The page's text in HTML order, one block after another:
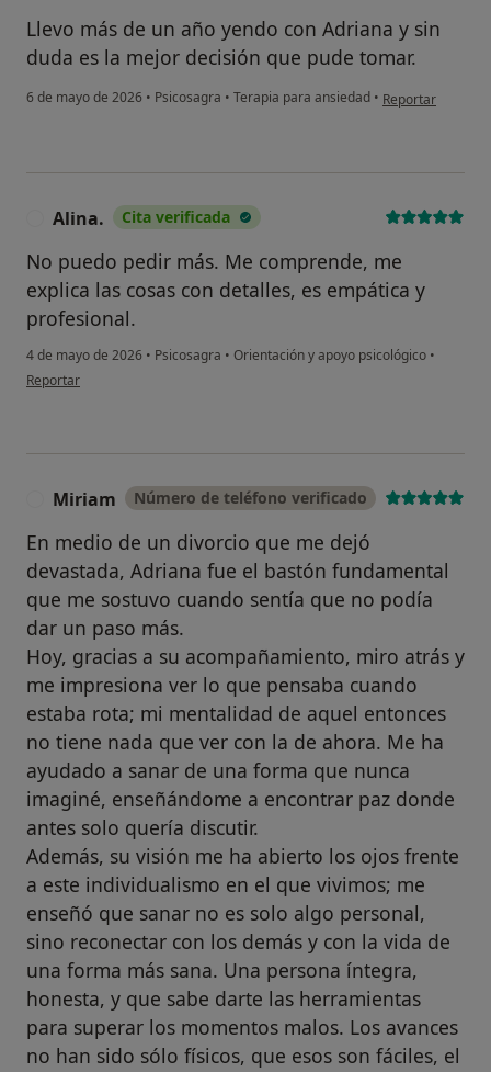
Llevo más de un año yendo con Adriana y sin
duda es la mejor decisión que pude tomar.
6 de mayo de 2026 • Psicosagra • Terapia para ansiedad • en opinión del
Reportar
Alina. Cita verificada
No puedo pedir más. Me comprende, me
explica las cosas con detalles, es empática y
profesional.
4 de mayo de 2026 • Psicosagra • Orientación y apoyo psicológico •
en opinión del usuario Alina.
Reportar
Miriam Número de teléfono verificado
En medio de un divorcio que me dejó
devastada, Adriana fue el bastón fundamental
que me sostuvo cuando sentía que no podía
dar un paso más.
Hoy, gracias a su acompañamiento, miro atrás y
me impresiona ver lo que pensaba cuando
estaba rota; mi mentalidad de aquel entonces
no tiene nada que ver con la de ahora. Me ha
ayudado a sanar de una forma que nunca
imaginé, enseñándome a encontrar paz donde
antes solo quería discutir.
Además, su visión me ha abierto los ojos frente
a este individualismo en el que vivimos; me
enseñó que sanar no es solo algo personal,
sino reconectar con los demás y con la vida de
una forma más sana. Una persona íntegra,
honesta, y que sabe darte las herramientas
para superar los momentos malos. Los avances
no han sido sólo físicos, que esos son fáciles, el